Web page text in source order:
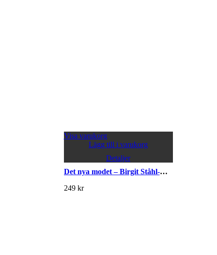
Visa varukorg
Lägg till i varukorg
Detaljer
Det nya modet – Birgit Ståhl-Nyberg
249 kr